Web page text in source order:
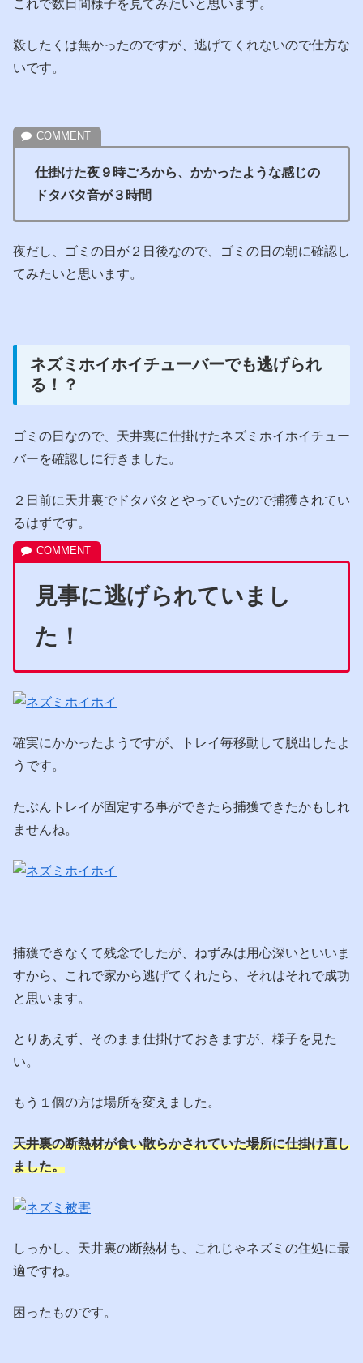
これで数日間様子を見てみたいと思います。
殺したくは無かったのですが、逃げてくれないので仕方な
いです。
仕掛けた夜９時ごろから、かかったような感じの
ドタバタ音が３時間
夜だし、ゴミの日が２日後なので、ゴミの日の朝に確認し
てみたいと思います。
ネズミホイホイチューバーでも逃げられ
る！？
ゴミの日なので、天井裏に仕掛けたネズミホイホイチュー
バーを確認しに行きました。
２日前に天井裏でドタバタとやっていたので捕獲されてい
るはずです。
見事に逃げられていまし
た！
確実にかかったようですが、トレイ毎移動して脱出したよ
うです。
たぶんトレイが固定する事ができたら捕獲できたかもしれ
ませんね。
捕獲できなくて残念でしたが、ねずみは用心深いといいま
すから、これで家から逃げてくれたら、それはそれで成功
と思います。
とりあえず、そのまま仕掛けておきますが、様子を見た
い。
もう１個の方は場所を変えました。
天井裏の断熱材が食い散らかされていた場所に仕掛け直し
ました。
しっかし、天井裏の断熱材も、これじゃネズミの住処に最
適ですね。
困ったものです。